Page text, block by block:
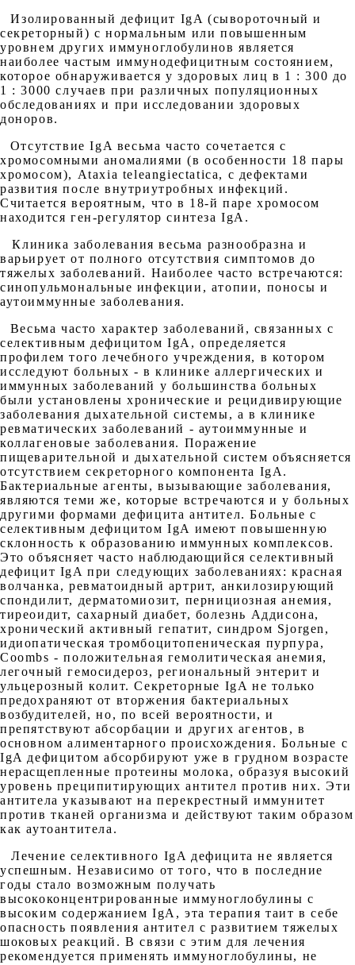
Изолированный дефицит IgA (сывороточный и
секреторный) с нормальным или повышенным
уровнем других иммуноглобулинов является
наиболее частым иммунодефицитным состоянием,
которое обнаруживается у здоровых лиц в 1 : 300 до
1 : 3000 случаев при различных популяционных
обследованиях и при исследовании здоровых
доноров.
Отсутствие IgA весьма часто сочетается с
хромосомными аномалиями (в особенности 18 пары
хромосом), Ataxia teleangiectatica, с дефектами
развития после внутриутробных инфекций.
Считается вероятным, что в 18-й паре хромосом
находится ген-регулятор синтеза IgA.
Клиника заболевания весьма разнообразна и
варьирует от полного отсутствия симптомов до
тяжелых заболеваний. Наиболее часто встречаются:
синопульмональные инфекции, атопии, поносы и
аутоиммунные заболевания.
Весьма часто характер заболеваний, связанных с
селективным дефицитом IgA, определяется
профилем того лечебного учреждения, в котором
исследуют больных - в клинике аллергических и
иммунных заболеваний у большинства больных
были установлены хронические и рецидивирующие
заболевания дыхательной системы, а в клинике
ревматических заболеваний - аутоиммунные и
коллагеновые заболевания. Поражение
пищеварительной и дыхательной систем объясняется
отсутствием секреторного компонента IgA.
Бактериальные агенты, вызывающие заболевания,
являются теми же, которые встречаются и у больных
другими формами дефицита антител. Больные с
селективным дефицитом IgA имеют повышенную
склонность к образованию иммунных комплексов.
Это объясняет часто наблюдающийся селективный
дефицит IgA при следующих заболеваниях: красная
волчанка, ревматоидный артрит, анкилозирующий
спондилит, дерматомиозит, пернициозная анемия,
тиреоидит, сахарный диабет, болезнь Аддисона,
хронический активный гепатит, синдром Sjorgen,
идиопатическая тромбоцитопеническая пурпура,
Coombs - положительная гемолитическая анемия,
легочный гемосидероз, региональный энтерит и
ульцерозный колит. Секреторные IgA не только
предохраняют от вторжения бактериальных
возбудителей, но, по всей вероятности, и
препятствуют абсорбации и других агентов, в
основном алиментарного происхождения. Больные с
IgA дефицитом абсорбируют уже в грудном возрасте
нерасщепленные протеины молока, образуя высокий
уровень преципитирующих антител против них. Эти
антитела указывают на перекрестный иммунитет
против тканей организма и действуют таким образом
как аутоантитела.
Лечение селективного IgA дефицита не является
успешным. Независимо от того, что в последние
годы стало возможным получать
высококонцентрированные иммуноглобулины с
высоким содержанием IgA, эта терапия таит в себе
опасность появления антител с развитием тяжелых
шоковых реакций. В связи с этим для лечения
рекомендуется применять иммуноглобулины, не